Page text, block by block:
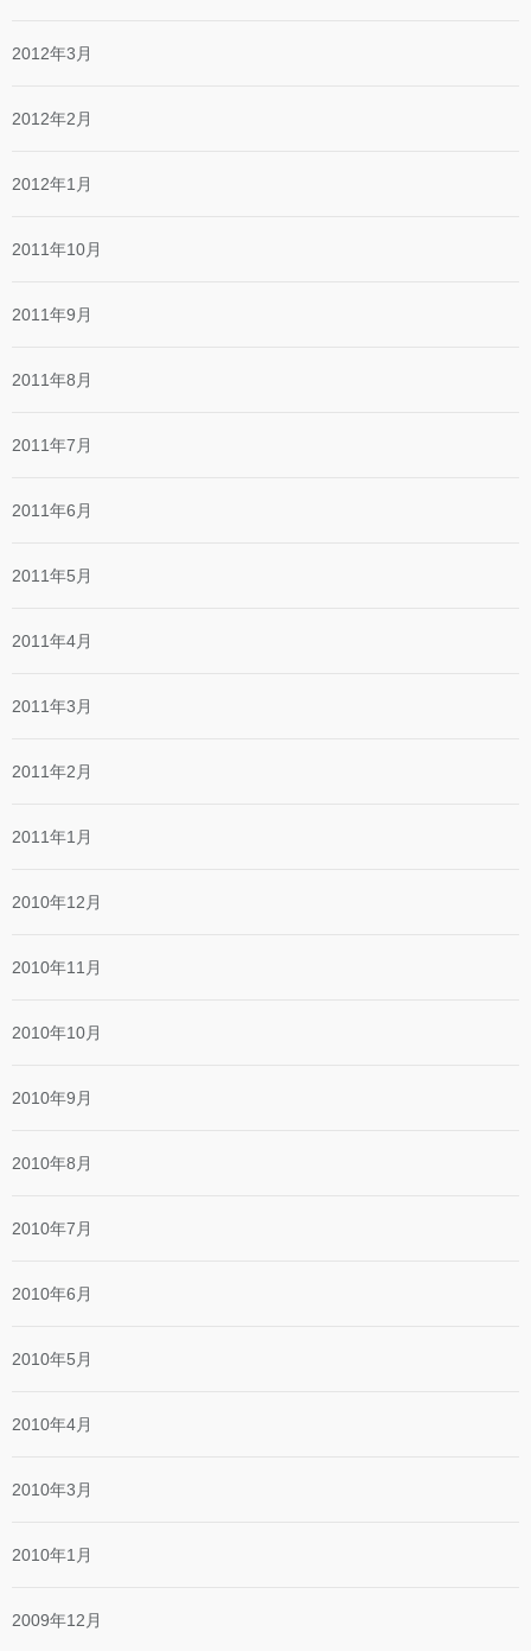
2012年3月
2012年2月
2012年1月
2011年10月
2011年9月
2011年8月
2011年7月
2011年6月
2011年5月
2011年4月
2011年3月
2011年2月
2011年1月
2010年12月
2010年11月
2010年10月
2010年9月
2010年8月
2010年7月
2010年6月
2010年5月
2010年4月
2010年3月
2010年1月
2009年12月